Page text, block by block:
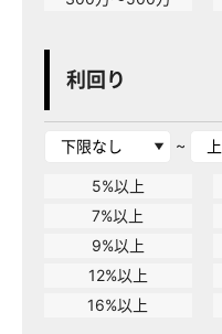
利回り
~
5%以上
7%以上
9%以上
12%以上
16%以上